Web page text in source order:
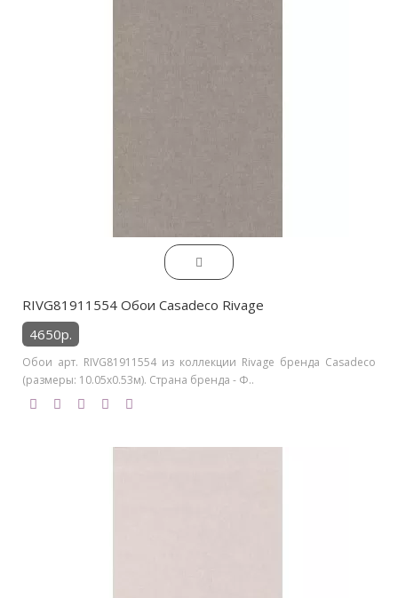
RIVG81911554 Обои Casadeco Rivage
4650р.
Обои арт. RIVG81911554 из коллекции Rivage бренда Casadeco
(размеры: 10.05х0.53м). Страна бренда - Ф..